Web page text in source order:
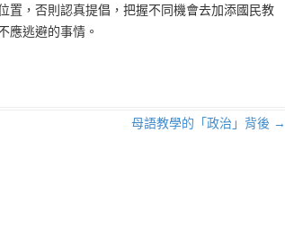
置，否則認真提倡，把握不同機會去加添國民教
應逃避的事情。
母語教學的「政治」背後 →